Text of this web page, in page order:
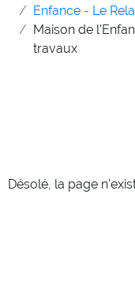
Enfance - Le
Maison de
travaux
Désolé, la page